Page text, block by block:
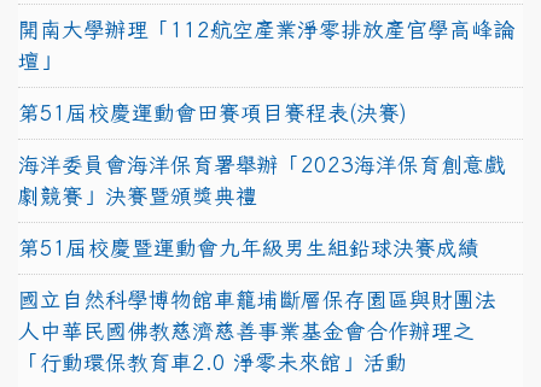
開南大學辦理「112航空產業淨零排放產官學高峰論
壇」
第51屆校慶運動會田賽項目賽程表(決賽)
海洋委員會海洋保育署舉辦「2023海洋保育創意戲
劇競賽」決賽暨頒獎典禮
第51屆校慶暨運動會九年級男生組鉛球決賽成績
國立自然科學博物館車籠埔斷層保存園區與財團法
人中華民國佛教慈濟慈善事業基金會合作辦理之
「行動環保教育車2.0 淨零未來館」活動